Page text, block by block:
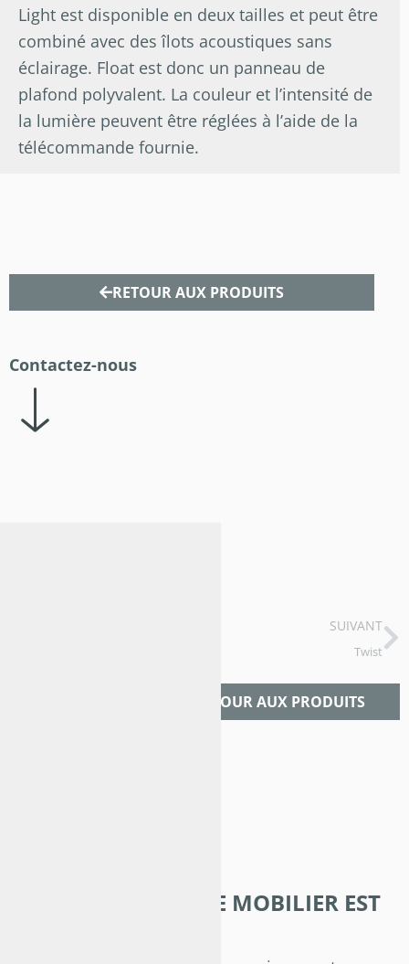
Light est disponible en deux tailles et peut être
combiné avec des îlots acoustiques sans
éclairage. Float est donc un panneau de
plafond polyvalent. La couleur et l’intensité de
la lumière peuvent être réglées à l’aide de la
télécommande fournie.
RETOUR AUX PRODUITS
Contactez-nous
SUIVANT
Twist
RETOUR AUX PRODUITS
NOTRE GAMME DE MOBILIER EST